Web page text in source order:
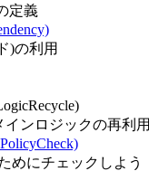
定義
)の利用
ンロジックの再利用
めにチェックしよう